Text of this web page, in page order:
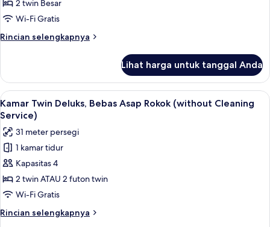
Superior,
Bebas
Asap
Rokok
Cleaning
Service)
2 twin Besar
Wi-Fi Gratis
Rincian selengkapnya
Rincian
Kamar
Twin
Superior,
Bebas
Rokok
(without
Cleaning
Service)
Lihat harga untuk tanggal Anda
Lihat
semua
foto
untuk
Kamar
Twin
Deluks,
Bebas
Asap
Rokok
Brankas, meja kerja, kedap suara,
6
Kamar Twin Deluks, Bebas Asap Rokok (without Cleaning
Service)
31 meter persegi
1 kamar tidur
Kapasitas 4
2 twin ATAU 2 futon twin
Wi-Fi Gratis
Rincian selengkapnya
Rincian